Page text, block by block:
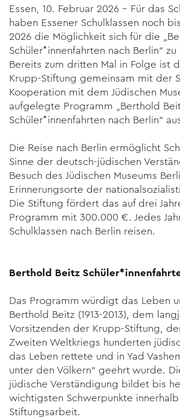
Essen, 10. Februar 2026 – Für das
haben Esse­ner Schulklassen noch
2026 die Möglichkeit sich für die
Schüler*innenfahrten nach Berlin“
Bereits zum dritten Mal in Folge ist
Krupp-Stiftung gemeinsam mit der
Kooperation mit dem Jüdischen
aufgelegte Programm „Berthold
Schüler*innenfahrten nach Berlin“
Die Reise nach Berlin ermöglicht
Sinne der deutsch-jüdischen
Besuch des Jüdischen Museums
Erinnerungsorte der
Die Stiftung fördert das auf drei
Programm mit 300.000 €. Jedes
Schul­klassen nach Berlin reisen.
Berthold Beitz
Das Programm würdigt das Leben
Berthold Beitz (1913-2013), dem
Vorsitzenden der Krupp-Stiftung,
Zweiten Weltkriegs hunderten
das Leben rettete und in Yad
unter den Völkern“ geehrt wurde.
jüdische Verstän­di­gung bil­det bis
wichtigsten Schwerpunkte
Stiftungsarbeit.